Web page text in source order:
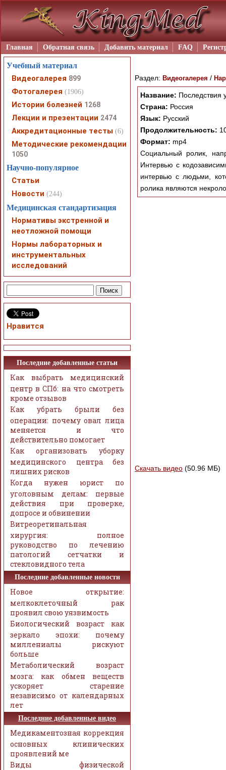
Главная Обратная связь Добавить материал FAQ
Раздел: Видеогалерея /
Название: Последствия
Страна: Россия
Язык: Русский
Продолжительность:
Формат: mp4
Социальный ролик,
Интервью с
интервью с людьми,
ролика являются
Скачать видео (50.96 МБ)
Учебный материал
Видеогалерея 899
Фотогалерея (1906)
Истории болезней 1268
Лекции и презентации 2474
Аккредитационные тесты (6)
Методические рекомендации
1050
Научно-популярное
Статьи
Новости (244)
Медицинская стандартизация
Нормативы экстренной и
неотложной помощи
Нормы лабораторных и
инструментальных
исследований
Нравится
Последние добавленные статьи
Как выбрать медицинский
центр в СПб: на что смотреть
кроме отзывов
Как убрать брыли без
операции: почему овал лица
меняется и что
действительно помогает
Как организовать уборку
медицинского центра без
лишних рисков
Когда нужен юрист по
уголовным делам: первые
действия при проверке,
допросе и обвинении
Витреоретинальная
хирургия: полное
руководство по лечению
патологий сетчатки и
стекловидного тела
Последние добавленные новости
Новое открытие:
мелкоклеточный рак
проявил свою уязвимость
Биологический возраст как
зеркало эпохи: почему
миллениалы рискуют
больше
Метаболический возраст
мозга: как обмен веществ
ускоряет старение
независимо от календарных
лет
Последние добавленные видео
Медикаментозная коррекция
основных клинических
проявлений ме
Виды физической